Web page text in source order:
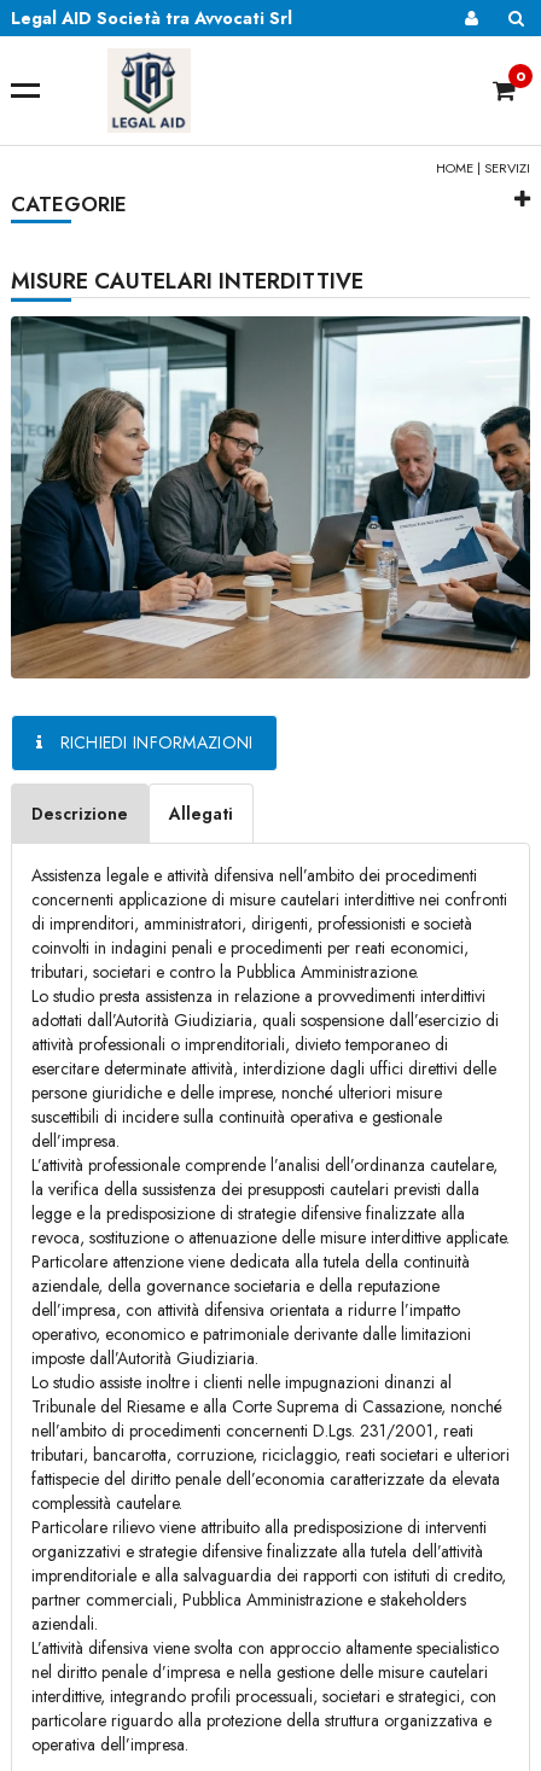
Legal AID Società tra Avvocati Srl
0
HOME |SERVIZI
CATEGORIE
MISURE CAUTELARI INTERDITTIVE
RICHIEDI INFORMAZIONI
Descrizione Allegati
Assistenza legale e attività difensiva nell’ambito dei procedimenti
concernenti applicazione di misure cautelari interdittive nei confronti
di imprenditori, amministratori, dirigenti, professionisti e società
coinvolti in indagini penali e procedimenti per reati economici,
tributari, societari e contro la Pubblica Amministrazione.
Lo studio presta assistenza in relazione a provvedimenti interdittivi
adottati dall’Autorità Giudiziaria, quali sospensione dall’esercizio di
attività professionali o imprenditoriali, divieto temporaneo di
esercitare determinate attività, interdizione dagli uffici direttivi delle
persone giuridiche e delle imprese, nonché ulteriori misure
suscettibili di incidere sulla continuità operativa e gestionale
dell’impresa.
L’attività professionale comprende l’analisi dell’ordinanza cautelare,
la verifica della sussistenza dei presupposti cautelari previsti dalla
legge e la predisposizione di strategie difensive finalizzate alla
revoca, sostituzione o attenuazione delle misure interdittive applicate.
Particolare attenzione viene dedicata alla tutela della continuità
aziendale, della governance societaria e della reputazione
dell’impresa, con attività difensiva orientata a ridurre l’impatto
operativo, economico e patrimoniale derivante dalle limitazioni
imposte dall’Autorità Giudiziaria.
Lo studio assiste inoltre i clienti nelle impugnazioni dinanzi al
Tribunale del Riesame e alla Corte Suprema di Cassazione, nonché
nell’ambito di procedimenti concernenti D.Lgs. 231/2001, reati
tributari, bancarotta, corruzione, riciclaggio, reati societari e ulteriori
fattispecie del diritto penale dell’economia caratterizzate da elevata
complessità cautelare.
Particolare rilievo viene attribuito alla predisposizione di interventi
organizzativi e strategie difensive finalizzate alla tutela dell’attività
imprenditoriale e alla salvaguardia dei rapporti con istituti di credito,
partner commerciali, Pubblica Amministrazione e stakeholders
aziendali.
L’attività difensiva viene svolta con approccio altamente specialistico
nel diritto penale d’impresa e nella gestione delle misure cautelari
interdittive, integrando profili processuali, societari e strategici, con
particolare riguardo alla protezione della struttura organizzativa e
operativa dell’impresa.